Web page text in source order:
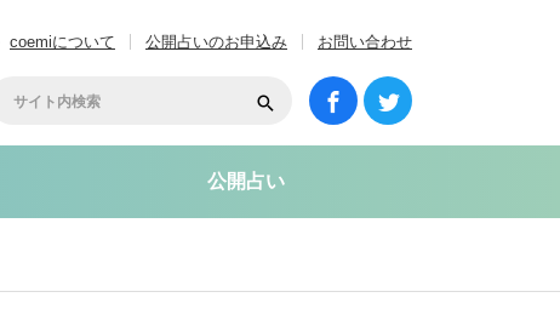
coemiについて 公開占いのお申込み お問い合わせ
公開占い